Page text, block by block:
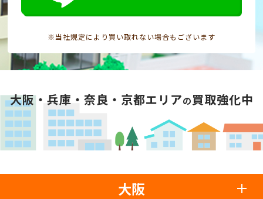
※当社規定により買い取れない場合もございます
大阪・兵庫・奈良・京都エリアの買取強化中
大阪